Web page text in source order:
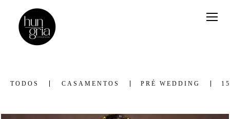
TODOS CASAMENTOS PRÉ WEDDING